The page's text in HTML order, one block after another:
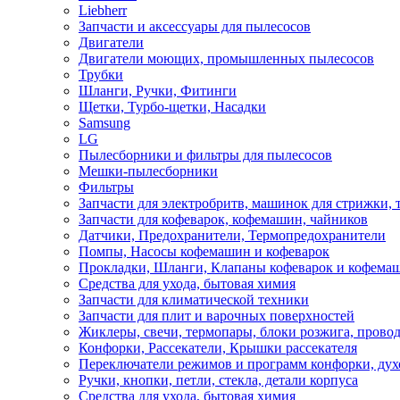
Liebherr
Запчасти и аксессуары для пылесосов
Двигатели
Двигатели моющих, промышленных пылесосов
Трубки
Шланги, Ручки, Фитинги
Щетки, Турбо-щетки, Насадки
Samsung
LG
Пылесборники и фильтры для пылесосов
Мешки-пылесборники
Фильтры
Запчасти для электробритв, машинок для стрижки,
Запчасти для кофеварок, кофемашин, чайников
Датчики, Предохранители, Термопредохранители
Помпы, Насосы кофемашин и кофеварок
Прокладки, Шланги, Клапаны кофеварок и
Средства для ухода, бытовая химия
Запчасти для климатической техники
Запчасти для плит и варочных поверхностей
Жиклеры, свечи, термопары, блоки розжига,
Конфорки, Рассекатели, Крышки рассекателя
Переключатели режимов и программ конфорки,
Ручки, кнопки, петли, стекла, детали корпуса
Средства для ухода, бытовая химия